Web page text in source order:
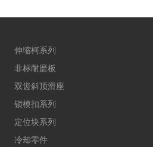
伸缩柯系列
非标耐磨板
双齿斜顶滑座
锁模扣系列
定位块系列
冷却零件